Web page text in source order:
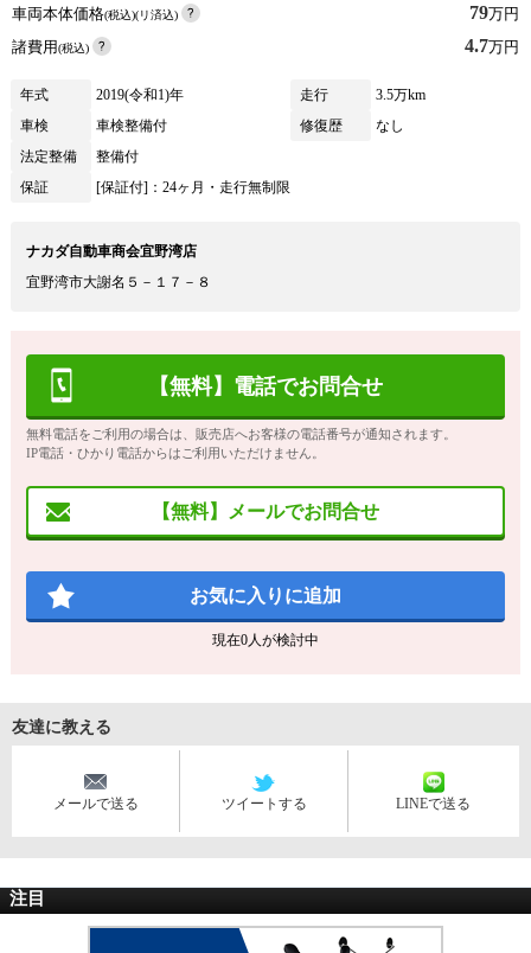
車両本体価格(税込)(リ済込) 79万円
諸費用(税込) 4.7万円
年式 2019(令和1)年 走行
3.5万km
車検
車検整備付 修復歴
なし
法定整備
整備付
保証
[保証付]：24ヶ月・走行無制限
ナカダ自動車商会宜野湾店
宜野湾市大謝名５－１７－８
【無料】電話でお問合せ
無料電話をご利用の場合は、販売店へお客様の電話番号が通知されます。
IP電話・ひかり電話からはご利用いただけません。
【無料】メールでお問合せ
お気に入りに追加
現在0人が検討中
友達に教える
メールで送る ツイートする LINEで送る
注目